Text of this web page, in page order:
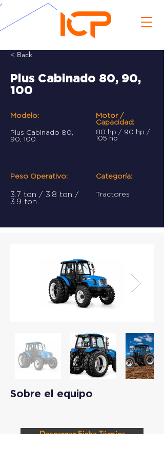
< Back
Plus Cabinado 80, 90,
100
Modelo:
Plus Cabinado 80,
90, 100
Motor /
Capacidad:
80 hp / 90 hp /
105 hp
Peso Operativo:
3.7 ton / 3.8 ton /
3.9 ton
Categoría:
Tractores
Sobre el equipo
Descargar Ficha Técnica